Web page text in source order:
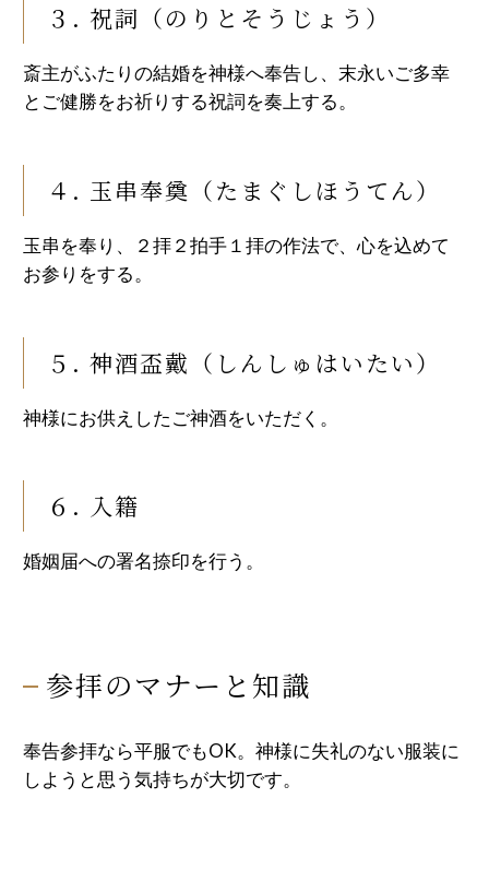
３. 祝詞（のりとそうじょう）
斎主がふたりの結婚を神様へ奉告し、末永いご多幸
とご健勝をお祈りする祝詞を奏上する。
４. 玉串奉奠（たまぐしほうてん）
玉串を奉り、２拝２拍手１拝の作法で、心を込めて
お参りをする。
５. 神酒盃戴（しんしゅはいたい）
神様にお供えしたご神酒をいただく。
６. 入籍
婚姻届への署名捺印を行う。
参拝のマナーと知識
奉告参拝なら平服でもOK。神様に失礼のない服装に
しようと思う気持ちが大切です。